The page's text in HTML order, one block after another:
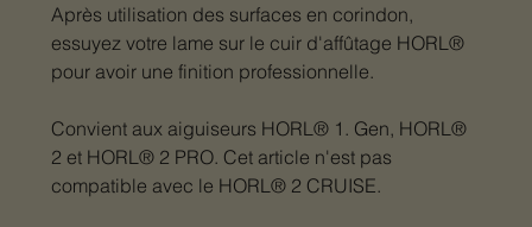
Après utilisation des surfaces en corindon,
essuyez votre lame sur le cuir d'affûtage HORL®
pour avoir une finition professionnelle.
Convient aux aiguiseurs HORL® 1. Gen, HORL®
2 et HORL® 2 PRO. Cet article n'est pas
compatible avec le HORL® 2 CRUISE.